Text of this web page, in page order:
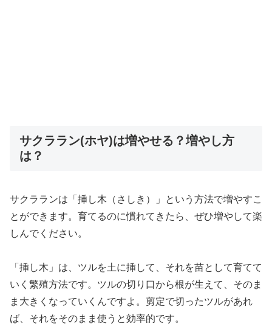
サクララン(ホヤ)は増やせる？増やし方
は？
サクラランは「挿し木（さしき）」という方法で増やすこ
とができます。育てるのに慣れてきたら、ぜひ増やして楽
しんでください。
「挿し木」は、ツルを土に挿して、それを苗として育てて
いく繁殖方法です。ツルの切り口から根が生えて、そのま
ま大きくなっていくんですよ。剪定で切ったツルがあれ
ば、それをそのまま使うと効率的です。